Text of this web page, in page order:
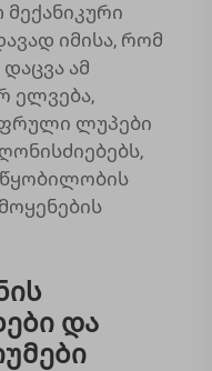
იმისა, რომ
ამ
ელვება,
ლუპები
და